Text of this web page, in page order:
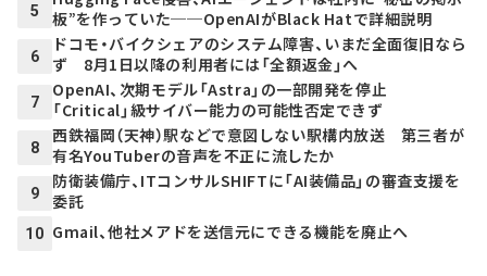
5
板”を作っていた──OpenAIがBlack Hatで詳細説明
6
ドコモ・バイクシェアのシステム障害、いまだ全面復旧なら
ず 8月1日以降の利用者には「全額返金」へ
7
OpenAI、次期モデル「Astra」の一部開発を停止
「Critical」級サイバー能力の可能性否定できず
8
西鉄福岡（天神）駅などで意図しない駅構内放送 第三者が
有名YouTuberの音声を不正に流したか
9
防衛装備庁、ITコンサルSHIFTに「AI装備品」の審査支援を
委託
10 Gmail、他社メアドを送信元にできる機能を廃止へ